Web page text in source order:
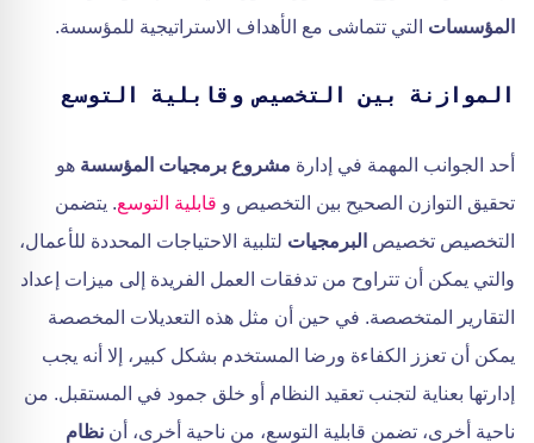
المؤسسات التي تتماشى مع الأهداف الاستراتيجية للمؤسسة.
الموازنة بين التخصيص وقابلية التوسع
أحد الجوانب المهمة في إدارة مشروع برمجيات المؤسسة هو
تحقيق التوازن الصحيح بين التخصيص و قابلية التوسع. يتضمن
التخصيص تخصيص البرمجيات لتلبية الاحتياجات المحددة للأعمال،
والتي يمكن أن تتراوح من تدفقات العمل الفريدة إلى ميزات إعداد
التقارير المتخصصة. في حين أن مثل هذه التعديلات المخصصة
يمكن أن تعزز الكفاءة ورضا المستخدم بشكل كبير، إلا أنه يجب
إدارتها بعناية لتجنب تعقيد النظام أو خلق جمود في المستقبل. من
ناحية أخرى، تضمن قابلية التوسع، من ناحية أخرى، أن نظام